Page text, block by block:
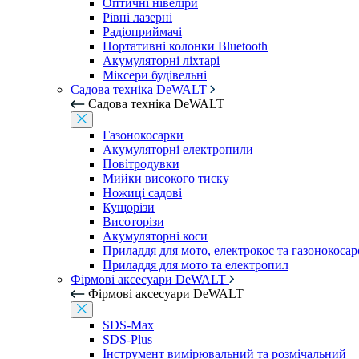
Оптичні нівеліри
Рівні лазерні
Радіоприймачі
Портативні колонки Bluetooth
Акумуляторні ліхтарі
Міксери будівельні
Садова техніка DeWALT
Садова техніка DeWALT
Газонокосарки
Акумуляторні електропили
Повітродувки
Мийки високого тиску
Ножиці садові
Кущорізи
Висоторізи
Акумуляторні коси
Приладдя для мото, електрокос та
Приладдя для мото та електропил
Фірмові аксесуари DeWALT
Фірмові аксесуари DeWALT
SDS-Max
SDS-Plus
Інструмент вимірювальний та розмічальний